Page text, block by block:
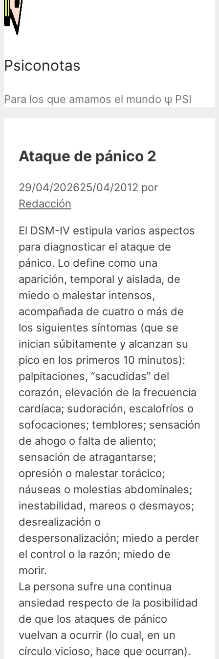
Psiconotas
Para los que amamos el mundo ψ PSI
Ataque de pánico 2
29/04/202625/04/2012 por
Redacción
El DSM-IV estipula varios aspectos
para diagnosticar el ataque de
pánico. Lo define como una
aparición, temporal y aislada, de
miedo o malestar intensos,
acompañada de cuatro o más de
los siguientes síntomas (que se
inician súbitamente y alcanzan su
pico en los primeros 10 minutos):
palpitaciones, “sacudidas” del
corazón, elevación de la frecuencia
cardíaca; sudoración, escalofríos o
sofocaciones; temblores; sensación
de ahogo o falta de aliento;
sensación de atragantarse;
opresión o malestar torácico;
náuseas o molestias abdominales;
inestabilidad, mareos o desmayos;
desrealización o
despersonalización; miedo a perder
el control o la razón; miedo de
morir.
La persona sufre una continua
ansiedad respecto de la posibilidad
de que los ataques de pánico
vuelvan a ocurrir (lo cual, en un
círculo vicioso, hace que ocurran).